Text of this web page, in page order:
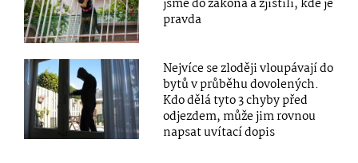
jsme do zákona a zjistili, kde je
pravda
Nejvíce se zloději vloupávají do
bytů v průběhu dovolených.
Kdo dělá tyto 3 chyby před
odjezdem, může jim rovnou
napsat uvítací dopis